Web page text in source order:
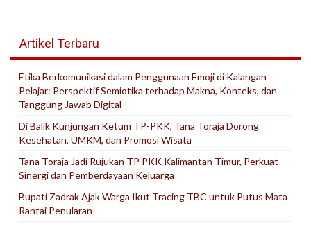
Artikel Terbaru
Etika Berkomunikasi dalam Penggunaan Emoji di Kalangan
Pelajar: Perspektif Semiotika terhadap Makna, Konteks, dan
Tanggung Jawab Digital
Di Balik Kunjungan Ketum TP-PKK, Tana Toraja Dorong
Kesehatan, UMKM, dan Promosi Wisata
Tana Toraja Jadi Rujukan TP PKK Kalimantan Timur, Perkuat
Sinergi dan Pemberdayaan Keluarga
Bupati Zadrak Ajak Warga Ikut Tracing TBC untuk Putus Mata
Rantai Penularan